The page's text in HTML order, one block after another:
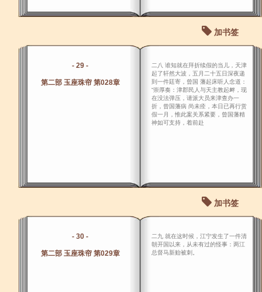
加书签
- 29 -
第二部 玉座珠帘 第028章
二八 谁知就在拜折续假的当儿，天津
起了轩然大波，五月二十五日深夜递
到一件廷寄，曾国 藩起床听人念道：
“崇厚奏：津郡民人与天主教起衅，现
在没法弹压，请派大员来津查办一
折，曾国藩病 尚未痊，本日已再行赏
假一月，惟此案关系紧要，曾国藩精
神如可支持，着前赴
加书签
- 30 -
第二部 玉座珠帘 第029章
二九 就在这时候，江宁发生了一件清
朝开国以来，从未有过的怪事：两江
总督马新贻被刺。